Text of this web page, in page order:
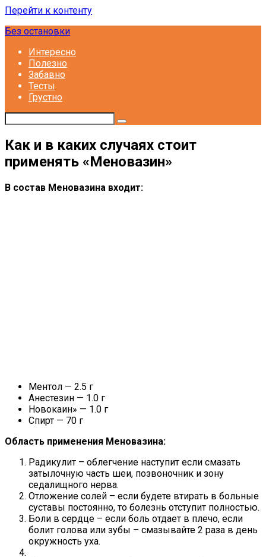
Перейти к контенту
Без остановки
Интересно
Полезно
Забавно
Тесты
Грустно
Как и в каких случаях стоит
применять «Меновазин»
В состав Меновазина входит:
Ментол — 2.5 г
Анестезин — 1.0 г
Новокаин» — 1.0 г
Спирт — 70 г
Область применения Меновазина:
Радикулит – облегчение наступит если смазать
затылочную часть шеи, позвоночник и зону
седалищного нерва.
Отложение солей – если будете втирать в больные
суставы постоянно, то болезнь отступит полностью.
Боли в сердце – если боль отдает в плечо, если
болит голова или зубы – смазывайте 2 раза в день
окружность уха.